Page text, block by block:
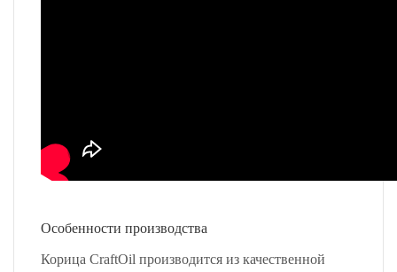
Особенности производства
Корица CraftOil производится из качественной